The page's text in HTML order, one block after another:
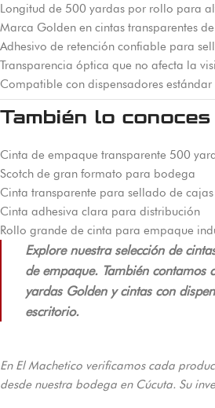
Longitud de 500 yardas por rollo para
Marca Golden en cintas transparentes
Adhesivo de retención confiable para
Transparencia óptica que no afecta la
Compatible con dispensadores
También lo conoces
Cinta de empaque transparente 500
Scotch de gran formato para bodega
Cinta transparente para sellado de cajas
Cinta adhesiva clara para distribución
Rollo grande de cinta para empaque
Explore nuestra selección de
de empaque. También contamos
yardas Golden y cintas con
escritorio.
En El Machetico verificamos cada
desde nuestra bodega en Cúcuta. Su